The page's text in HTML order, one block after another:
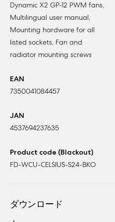
Dynamic X2 GP-12 PWM fans,
Multilingual user manual,
Mounting hardware for all
listed sockets, Fan and
radiator mounting screws
EAN
7350041084457
JAN
4537694237635
Product code (Blackout)
FD-WCU-CELSIUS-S24-BKO
ダウンロード